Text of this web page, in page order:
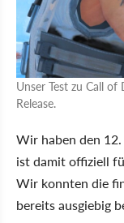
Unser Test zu Call
Release.
Wir haben den
ist damit offiziell
Wir konnten die
bereits ausgiebig